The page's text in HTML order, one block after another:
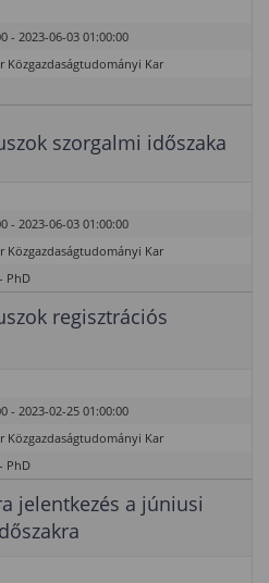
- 2023-06-03 01:00:00
Közgazdaságtudományi Kar
szorgalmi időszaka
- 2023-06-03 01:00:00
Közgazdaságtudományi Kar
PhD
regisztrációs
- 2023-02-25 01:00:00
Közgazdaságtudományi Kar
PhD
jelentkezés a júniusi